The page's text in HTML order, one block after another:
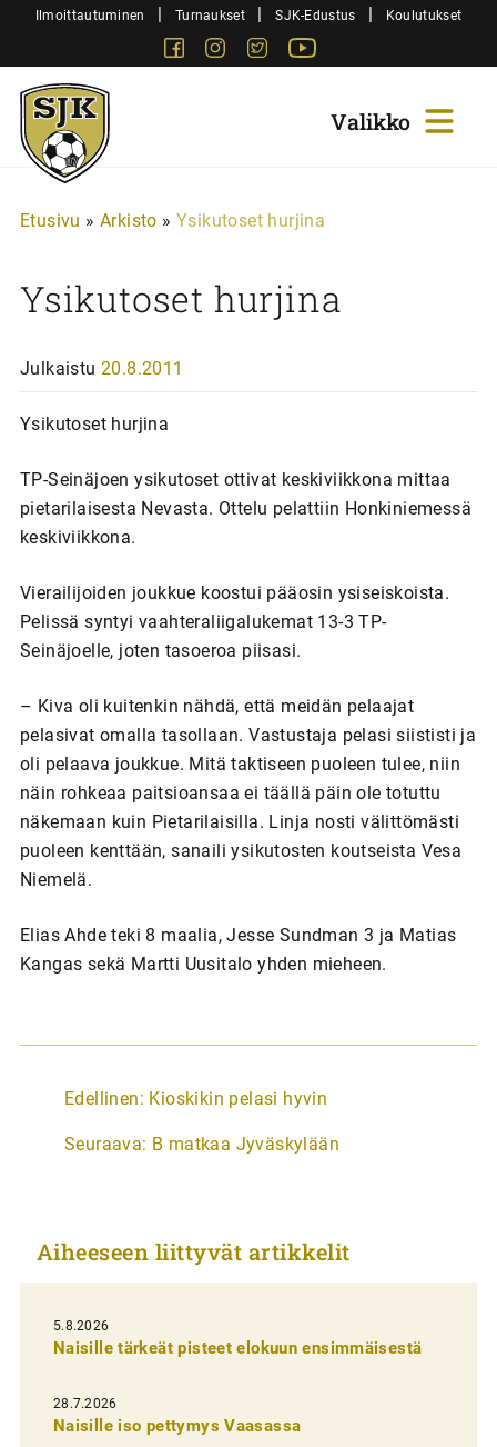
SiirryIlmoittautuminen | Turnaukset | SJK-Edustus | Koulutukset
FacebookInstagram
Twitter
Sjk-
Juniorit
Etusivu » Arkisto » Ysikutoset hurjina
Ysikutoset hurjina
Julkaistu 20.8.2011
Ysikutoset hurjina
TP-Seinäjoen ysikutoset ottivat keskiviikkona mittaa
pietarilaisesta Nevasta. Ottelu pelattiin Honkiniemessä
keskiviikkona.
Vierailijoiden joukkue koostui pääosin ysiseiskoista.
Pelissä syntyi vaahteraliigalukemat 13-3 TP-
Seinäjoelle, joten tasoeroa piisasi.
– Kiva oli kuitenkin nähdä, että meidän pelaajat
pelasivat omalla tasollaan. Vastustaja pelasi siististi ja
oli pelaava joukkue. Mitä taktiseen puoleen tulee, niin
näin rohkeaa paitsioansaa ei täällä päin ole totuttu
näkemaan kuin Pietarilaisilla. Linja nosti välittömästi
puoleen kenttään, sanaili ysikutosten koutseista Vesa
Niemelä.
Elias Ahde teki 8 maalia, Jesse Sundman 3 ja Matias
Kangas sekä Martti Uusitalo yhden mieheen.
A
t
k
e
l
i
e
n
Edellinen: Kioskikin pelasi hyvin
Seuraava: B matkaa Jyväskylään
Aiheeseen liittyvät artikkelit
5.8.2026
Naisille tärkeät pisteet elokuun ensimmäisestä
28.7.2026
Naisille iso pettymys Vaasassa